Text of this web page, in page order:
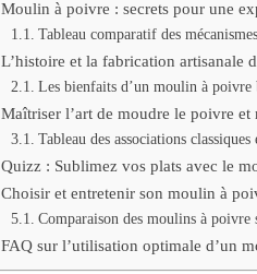
Moulin à poivre : secrets pour une
Tableau comparatif des
L’histoire et la fabrication artisanale
Les bienfaits d’un moulin à
Maîtriser l’art de moudre le poivre et
Tableau des associations
Quizz : Sublimez vos plats avec le
Choisir et entretenir son moulin à
Comparaison des moulins à poivre
FAQ sur l’utilisation optimale d’un